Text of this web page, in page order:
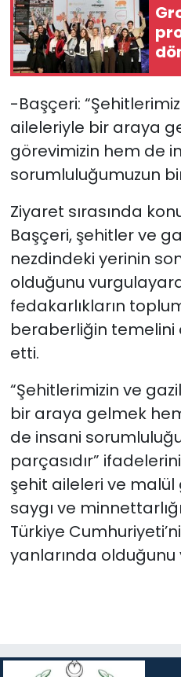
-Başçeri:
aileleriyle bir araya
görevimizin hem de
sorumluluğumuzun
Ziyaret sırasında
Başçeri, şehitler ve
nezdindeki yerinin
olduğunu
fedakarlıkların
beraberliğin temelini
etti.
“Şehitlerimizin ve
bir araya gelmek
de insani
parçasıdır”
şehit aileleri ve
saygı ve
Türkiye
yanlarında olduğunu